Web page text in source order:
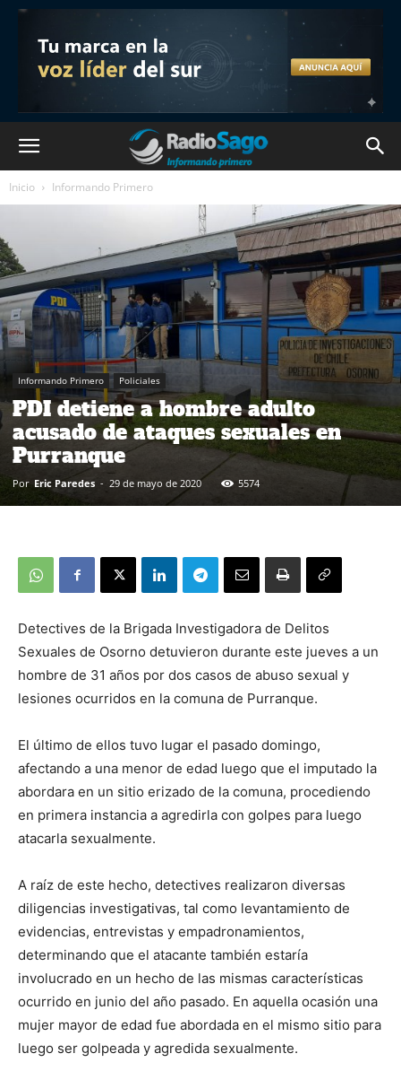
Inicio Informando Primero
Informando Primero Policiales
PDI detiene a hombre adulto
acusado de ataques sexuales en
Purranque
Por Eric Paredes - 29 de mayo de 2020 5574
Detectives de la Brigada Investigadora de Delitos
Sexuales de Osorno detuvieron durante este jueves a un
hombre de 31 años por dos casos de abuso sexual y
lesiones ocurridos en la comuna de Purranque.
El último de ellos tuvo lugar el pasado domingo,
afectando a una menor de edad luego que el imputado la
abordara en un sitio erizado de la comuna, procediendo
en primera instancia a agredirla con golpes para luego
atacarla sexualmente.
A raíz de este hecho, detectives realizaron diversas
diligencias investigativas, tal como levantamiento de
evidencias, entrevistas y empadronamientos,
determinando que el atacante también estaría
involucrado en un hecho de las mismas características
ocurrido en junio del año pasado. En aquella ocasión una
mujer mayor de edad fue abordada en el mismo sitio para
luego ser golpeada y agredida sexualmente.